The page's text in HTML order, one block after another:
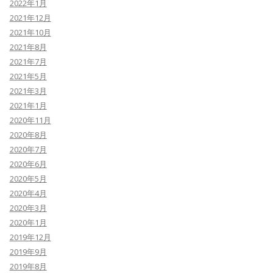
2022年1月
2021年12月
2021年10月
2021年8月
2021年7月
2021年5月
2021年3月
2021年1月
2020年11月
2020年8月
2020年7月
2020年6月
2020年5月
2020年4月
2020年3月
2020年1月
2019年12月
2019年9月
2019年8月